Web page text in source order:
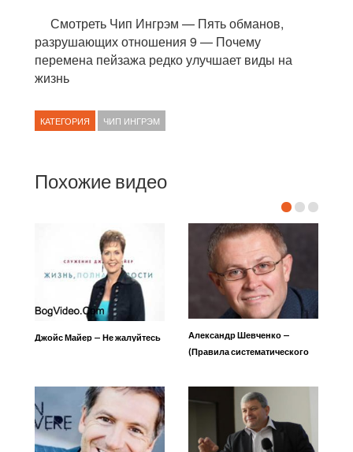
Смотреть Чип Ингрэм — Пять обманов,
разрушающих отношения 9 — Почему
перемена пейзажа редко улучшает виды на
жизнь
КАТЕГОРИЯ ЧИП ИНГРЭМ
Похожие видео
Джойс Майер — Не жалуйтесь
Александр Шевченко —
(Правила систематического
опасность компромисса?